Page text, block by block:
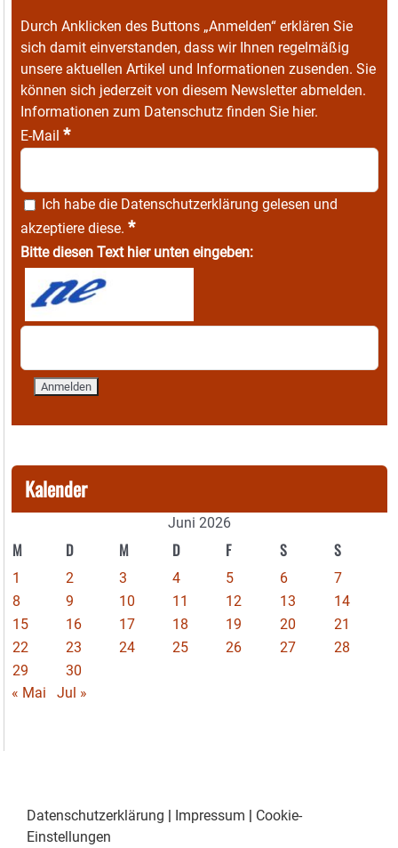
Durch Anklicken des Buttons „Anmelden“ erklären Sie
sich damit einverstanden, dass wir Ihnen regelmäßig
unsere aktuellen Artikel und Informationen zusenden. Sie
können sich jederzeit von diesem Newsletter abmelden.
Informationen zum Datenschutz finden Sie hier.
E-Mail *
Ich habe die Datenschutzerklärung gelesen und
akzeptiere diese. *
Bitte diesen Text hier unten eingeben:
Kalender
Juni 2026
M D M D F S S
1 2 3 4 5 6
7
8
9 10 11 12 13
14
15
16 17 18 19 20
21
22
23 24 25 26 27
28
29
30
« Mai
Jul »
Datenschutzerklärung | Impressum | Cookie-
Einstellungen